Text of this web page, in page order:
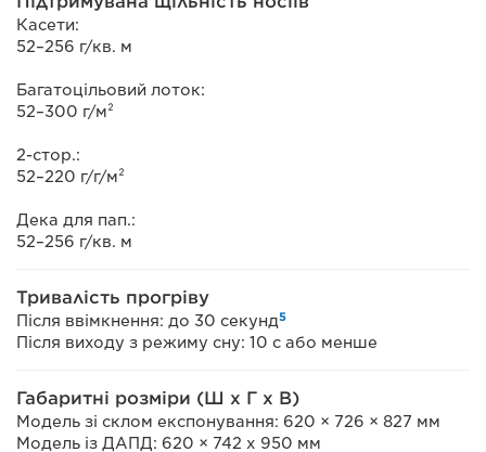
Касети:
52–256 г/кв. м
Багатоцільовий лоток:
52–300 г/м²
2-стор.:
52–220 г/г/м²
Дека для пап.:
52–256 г/кв. м
Тривалість прогріву
Після ввімкнення: до 30 секунд5
Після виходу з режиму сну: 10 с або менше
Габаритні розміри (Ш x Г x В)
Модель зі склом експонування: 620 × 726 × 827 мм
Модель із ДАПД: 620 × 742 х 950 мм